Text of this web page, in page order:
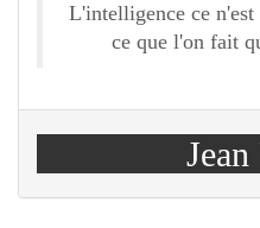
L'intelligence ce
ce que l'on fait